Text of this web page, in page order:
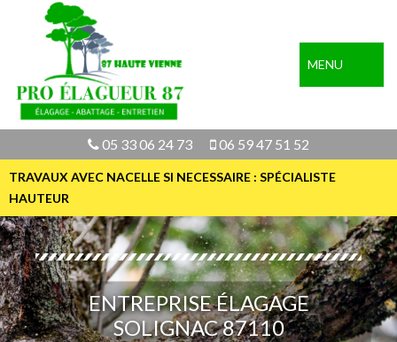
MENU
05 33 06 24 73 06 59 47 51 52
TRAVAUX AVEC NACELLE SI NECESSAIRE : SPÉCIALISTE
HAUTEUR
ENTREPRISE ÉLAGAGE
SOLIGNAC 87110